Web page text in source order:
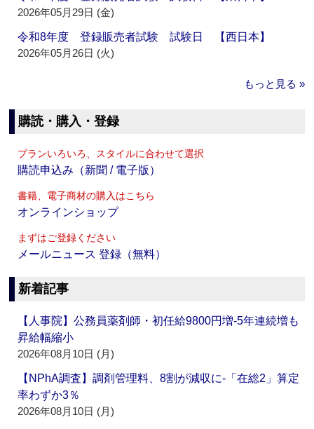
2026年05月29日 (金)
令和8年度 登録販売者試験 試験日 【西日本】
2026年05月26日 (火)
もっと見る »
購読・購入・登録
プランいろいろ、スタイルに合わせて選択
購読申込み（新聞 / 電子版）
書籍、電子商材の購入はこちら
オンラインショップ
まずはご登録ください
メールニュース 登録（無料）
新着記事
【人事院】公務員薬剤師・初任給9800円増‐5年連続増も
昇給幅縮小
2026年08月10日 (月)
【NPhA調査】調剤管理料、8割が減収に‐「在総2」算定
率わずか3％
2026年08月10日 (月)